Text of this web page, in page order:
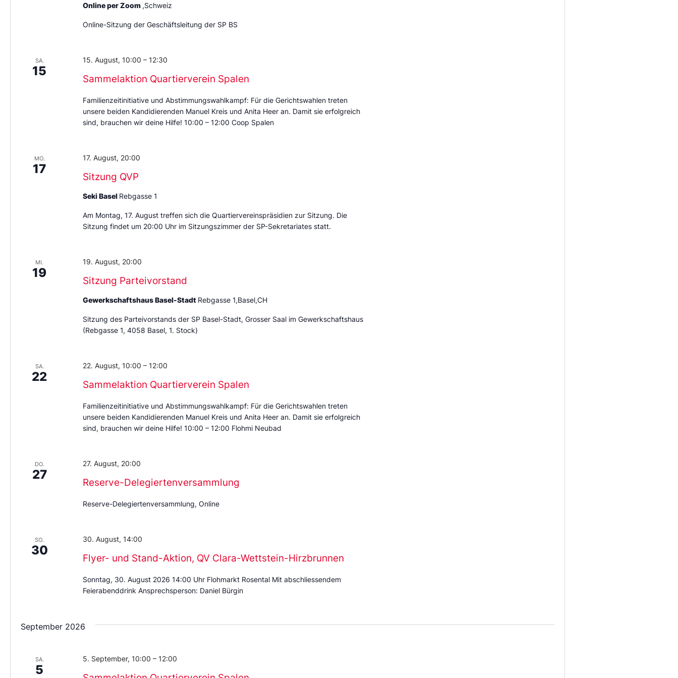
Online per Zoom ,Schweiz
Online-Sitzung der Geschäftsleitung der SP BS
SA.
15
Sammelaktion Quartierverein Spalen
15. August, 10:00 – 12:30
Familienzeitinitiative und Abstimmungswahlkampf: Für die Gerichtswahlen treten
unsere beiden Kandidierenden Manuel Kreis und Anita Heer an. Damit sie erfolgreich
sind, brauchen wir deine Hilfe! 10:00 – 12:00 Coop Spalen
MO.
17
Sitzung QVP
17. August, 20:00
Seki Basel Rebgasse 1
Am Montag, 17. August treffen sich die Quartiervereinspräsidien zur Sitzung. Die
Sitzung findet um 20:00 Uhr im Sitzungszimmer der SP-Sekretariates statt.
MI.
19
Sitzung Parteivorstand
19. August, 20:00
Gewerkschaftshaus Basel-Stadt Rebgasse 1,Basel,CH
Sitzung des Parteivorstands der SP Basel-Stadt, Grosser Saal im Gewerkschaftshaus
(Rebgasse 1, 4058 Basel, 1. Stock)
SA.
22
Sammelaktion Quartierverein Spalen
22. August, 10:00 – 12:00
Familienzeitinitiative und Abstimmungswahlkampf: Für die Gerichtswahlen treten
unsere beiden Kandidierenden Manuel Kreis und Anita Heer an. Damit sie erfolgreich
sind, brauchen wir deine Hilfe! 10:00 – 12:00 Flohmi Neubad
DO.
27
Reserve-Delegiertenversammlung
27. August, 20:00
Reserve-Delegiertenversammlung, Online
SO.
30
Flyer- und Stand-Aktion, QV Clara-Wettstein-Hirzbrunnen
30. August, 14:00
Sonntag, 30. August 2026 14:00 Uhr Flohmarkt Rosental Mit abschliessendem
Feierabenddrink Ansprechsperson: Daniel Bürgin
September 2026
SA.
5
5. September, 10:00 – 12:00